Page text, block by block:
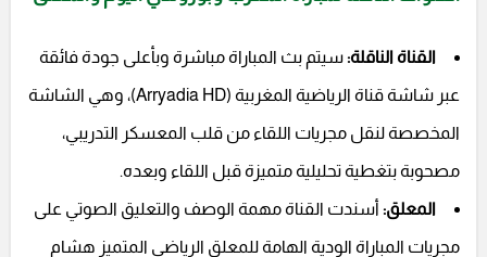
القناة الناقلة:سيتم بث المباراة مباشرة وبأعلى جودة فائقة
عبر شاشة قناة الرياضية المغربية (Arryadia HD)، وهي الشاشة
المخصصة لنقل مجريات اللقاء من قلب المعسكر التدريبي،
مصحوبة بتغطية تحليلية متميزة قبل اللقاء وبعده.
المعلق: أسندت القناة مهمة الوصف والتعليق الصوتي على
مجريات المباراة الودية الهامة للمعلق الرياضي المتميز هشام